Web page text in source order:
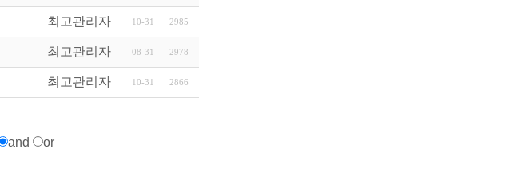
최고관리자 10-31 2985
최고관리자 08-31 2978
최고관리자 10-31 2866
and
or